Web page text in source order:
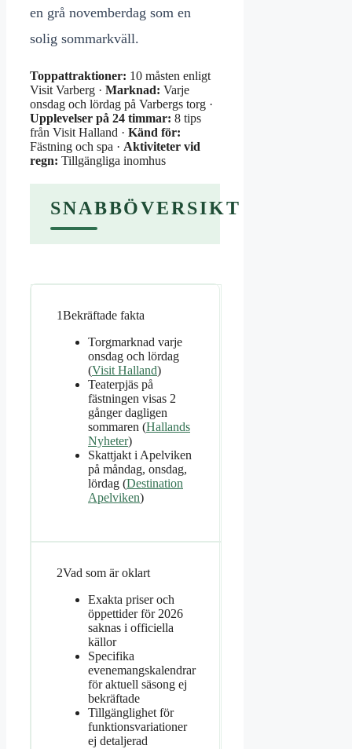
en grå novemberdag som en
solig sommarkväll.
Toppattraktioner: 10 måsten enligt
Visit Varberg · Marknad: Varje
onsdag och lördag på Varbergs torg ·
Upplevelser på 24 timmar: 8 tips
från Visit Halland · Känd för:
Fästning och spa · Aktiviteter vid
regn: Tillgängliga inomhus
SNABBÖVERSIKT
1Bekräftade fakta
Torgmarknad varje
onsdag och lördag
(Visit Halland)
Teaterpjäs på
fästningen visas 2
gånger dagligen
sommaren (Hallands
Nyheter)
Skattjakt i Apelviken
på måndag, onsdag,
lördag (Destination
Apelviken)
2Vad som är oklart
Exakta priser och
öppettider för 2026
saknas i officiella
källor
Specifika
evenemangskalendrar
för aktuell säsong ej
bekräftade
Tillgänglighet för
funktionsvariationer
ej detaljerad